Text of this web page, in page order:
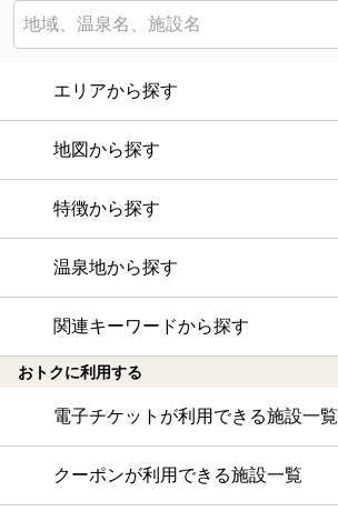
エリアから探す
地図から探す
特徴から探す
温泉地から探す
関連キーワードから探す
おトクに利用する
電子チケットが利用できる施設一覧
クーポンが利用できる施設一覧